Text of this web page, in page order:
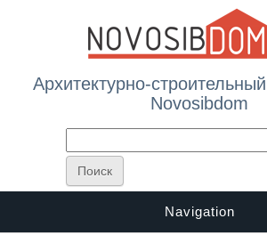
Архитектурно-
Novosibdom
Navigation